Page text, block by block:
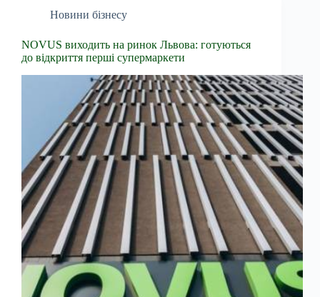
Новини бізнесу
NOVUS виходить на ринок Львова: готуються
до відкриття перші супермаркети